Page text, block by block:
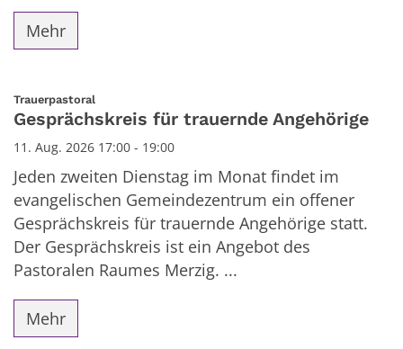
Mehr
Trauerpastoral
Gesprächskreis für trauernde Angehörige
11. Aug. 2026 17:00 - 19:00
Jeden zweiten Dienstag im Monat findet im
evangelischen Gemeindezentrum ein offener
Gesprächskreis für trauernde Angehörige statt.
Der Gesprächskreis ist ein Angebot des
Pastoralen Raumes Merzig. ...
Mehr